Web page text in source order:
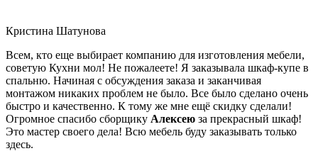
Кристина Шатунова
Всем, кто еще выбирает компанию для изготовления мебели,
советую Кухни мол! Не пожалеете! Я заказывала шкаф-купе в
спальню. Начиная с обсуждения заказа и заканчивая
монтажом никаких проблем не было. Все было сделано очень
быстро и качественно. К тому же мне ещё скидку сделали!
Огромное спасибо сборщику Алексею за прекрасный шкаф!
Это мастер своего дела! Всю мебель буду заказывать только
здесь.